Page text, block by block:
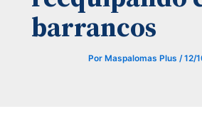
barrancos
Por Maspalomas Plus /12/